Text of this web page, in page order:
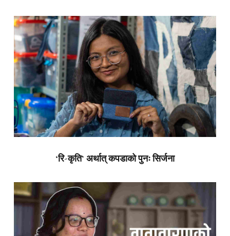
‘रि-कृति’ अर्थात् कपडाको पुनः सिर्जना